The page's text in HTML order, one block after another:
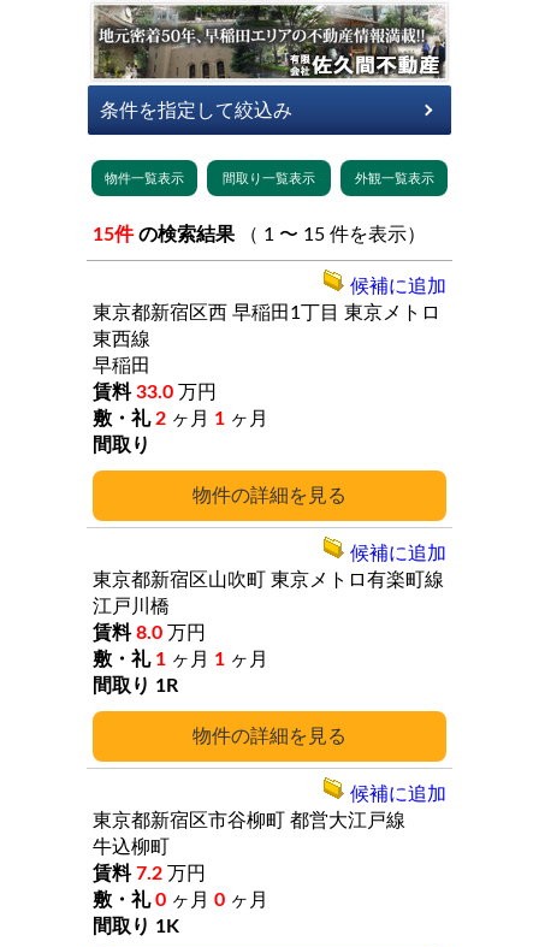
15件 の検索結果 （ 1 〜 15 件を表示）
詳細
東京都新宿区西 早稲田1丁目 東京メトロ
東西線
早稲田
33.0 万円
2 ヶ月 1 ヶ月
候補に追加
詳細
東京都新宿区山吹町 東京メトロ有楽町線
江戸川橋
8.0 万円
1 ヶ月 1 ヶ月
1R
候補に追加
東京都新宿区市谷柳町 都営大江戸線
牛込柳町
7.2 万円
0 ヶ月 0 ヶ月
1K
候補に追加